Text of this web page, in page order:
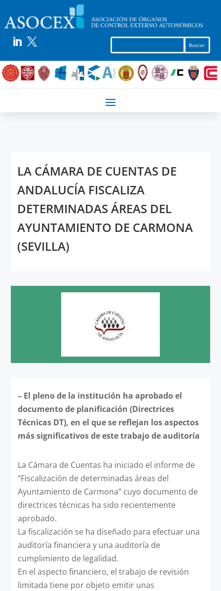
 
LA CÁMARA DE CUENTAS DE
ANDALUCÍA FISCALIZA
DETERMINADAS ÁREAS DEL
AYUNTAMIENTO DE CARMONA
(SEVILLA)
– El pleno de la institución ha aprobado el
documento de planificación (Directrices
Técnicas DT), en el que se reflejan los aspectos
más significativos de este trabajo de auditoría
La Cámara de Cuentas ha iniciado el informe de
“Fiscalización de determinadas áreas del
Ayuntamiento de Carmona” cuyo documento de
directrices técnicas ha sido recientemente
aprobado.
La fiscalización se ha diseñado para efectuar una
auditoría financiera y una auditoría de
cumplimiento de legalidad.
En el aspecto financiero, el trabajo de revisión
limitada tiene por objeto emitir unas